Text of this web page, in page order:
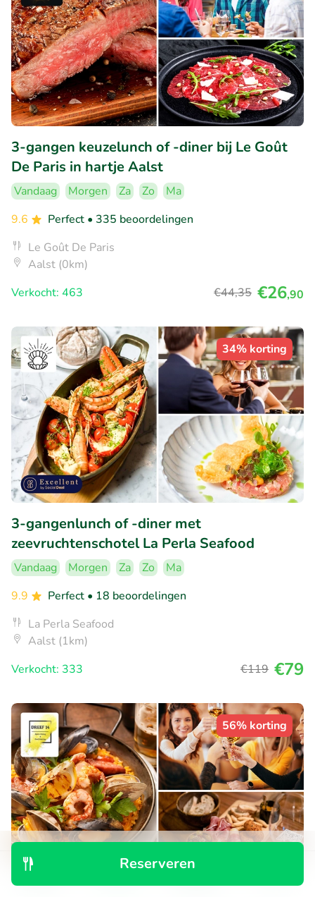
Reserveren
3-gangen keuzelunch of -diner bij Le Goût
De Paris in hartje Aalst
Vandaag Morgen Za Zo
Ma
9.6
Perfect • 335 beoordelingen
Le Goût De Paris
Aalst (0km)
Verkocht: 463
€44,35 €26,90
34% korting
3-gangenlunch of -diner met
zeevruchtenschotel La Perla Seafood
Vandaag Morgen Za Zo
Ma
9.9
Perfect • 18 beoordelingen
La Perla Seafood
Aalst (1km)
Verkocht: 333
€119 €79
56% korting